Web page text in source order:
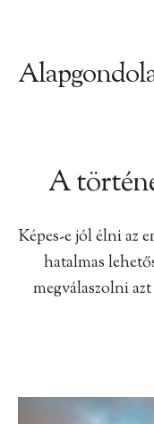
A
Képes-e jól élni az
hatalmas
megválaszolni